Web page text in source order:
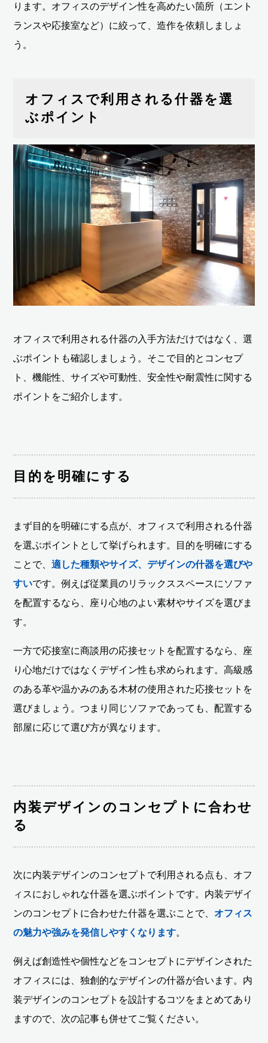
ります。オフィスのデザイン性を高めたい箇所（エント
ランスや応接室など）に絞って、造作を依頼しましょ
う。
オフィスで利用される什器を選
ぶポイント
オフィスで利用される什器の入手方法だけではなく、選
ぶポイントも確認しましょう。そこで目的とコンセプ
ト、機能性、サイズや可動性、安全性や耐震性に関する
ポイントをご紹介します。
目的を明確にする
まず目的を明確にする点が、オフィスで利用される什器
を選ぶポイントとして挙げられます。目的を明確にする
ことで、適した種類やサイズ、デザインの什器を選びや
すいです。例えば従業員のリラックススペースにソファ
を配置するなら、座り心地のよい素材やサイズを選びま
す。
一方で応接室に商談用の応接セットを配置するなら、座
り心地だけではなくデザイン性も求められます。高級感
のある革や温かみのある木材の使用された応接セットを
選びましょう。つまり同じソファであっても、配置する
部屋に応じて選び方が異なります。
内装デザインのコンセプトに合わせ
る
次に内装デザインのコンセプトで利用される点も、オフ
ィスにおしゃれな什器を選ぶポイントです。内装デザイ
ンのコンセプトに合わせた什器を選ぶことで、 オフィス
の魅力や強みを発信しやすくなります。
例えば創造性や個性などをコンセプトにデザインされた
オフィスには、独創的なデザインの什器が合います。内
装デザインのコンセプトを設計するコツをまとめてあり
ますので、次の記事も併せてご覧ください。